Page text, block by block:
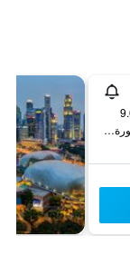
شارع بايفرونت 10, سنغافورة, سنغافورة